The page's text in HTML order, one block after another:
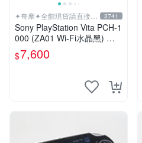
✦奇摩✦全館現貨請直接下
標
3741
Sony PlayStation Vita PCH-1
000 (ZA01 Wi-Fi水晶黑) 掌
上遊戲機 5英吋多點觸控螢幕
$7,600